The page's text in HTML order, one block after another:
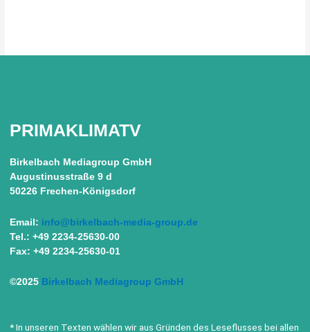
PRIMAKLIMATV
Birkelbach Mediagroup GmbH
Augustinusstraße 9 d
50226 Frechen-Königsdorf
Email: info@birkelbach-media-group.de
Tel.: +49 2234-25630-00
Fax: +49 2234-25630-01
©2025 Birkelbach Mediagroup GmbH
* In unseren Texten wählen wir aus Gründen des Leseflusses bei allen